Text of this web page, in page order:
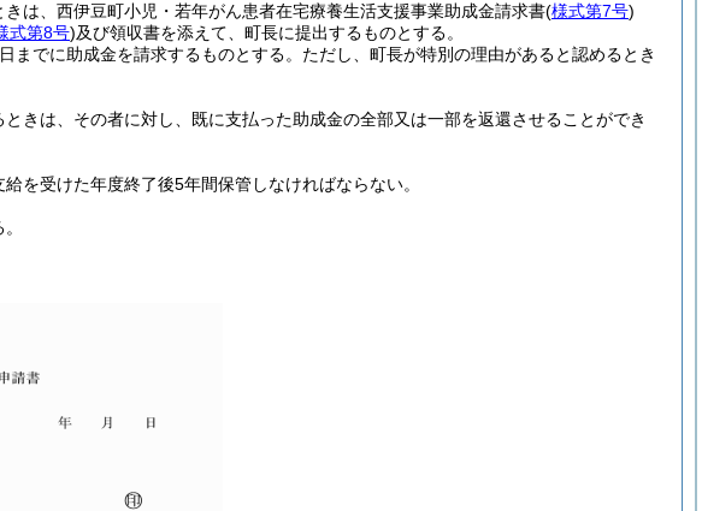
は、西伊豆町小児・若年がん患者在宅療養生活支援事業助成金請求書(様式第7号)
式第8号)及び領収書を添えて、町長に提出するものとする。
でに助成金を請求するものとする。 ただし、町長が特別の理由があると認めるとき
きは、その者に対し、既に支払った助成金の全部又は一部を返還させることができ
を受けた年度終了後5年間保管しなければならない。